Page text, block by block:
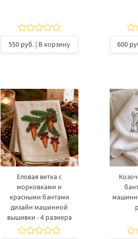
550 руб.| В корзину 600
Еловая ветка с
морковками и
красными бантами
дизайн машинной
вышивки - 4 размера